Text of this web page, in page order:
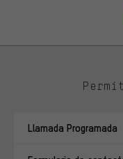
Llamada Programada
ti. Las cookies de
y consejos